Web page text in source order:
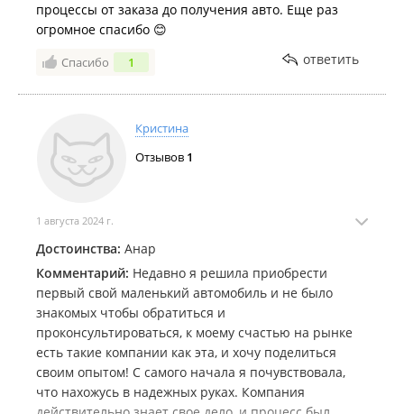
процессы от заказа до получения авто. Еще раз
огромное спасибо 😊
Спасибо 1 ответить
Кристина
Отзывов 1
1 августа 2024 г.
Достоинства: Анар
Комментарий: Недавно я решила приобрести
первый свой маленький автомобиль и не было
знакомых чтобы обратиться и
проконсультироваться, к моему счастью на рынке
есть такие компании как эта, и хочу поделиться
своим опытом! С самого начала я почувствовала,
что нахожусь в надежных руках. Компания